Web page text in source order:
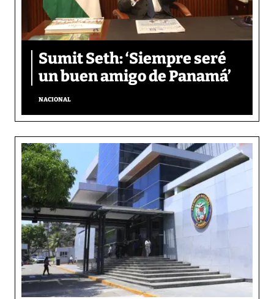
Sumit Seth: ‘Siempre seré
un buen amigo de Panamá’
NACIONAL